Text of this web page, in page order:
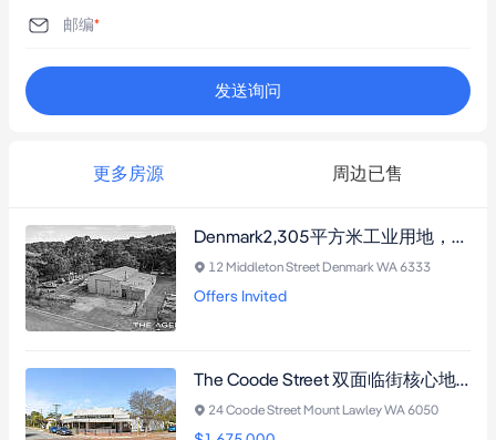
性。
声明：
本信息仅用于通用参考目的，基于卖方提供的信息编制且可能发
需进行独立调查核实。
邮编*
发送询问
更多房源 周边已售
Denmark2,305平方米工业用地，292平方米仓库，办公存储兼备，邻近市中心。
12 Middleton Street Denmark WA 6333
Offers Invited
The Coode Street 双面临街核心地段，居住和商业许可，597平方米灵活布局投资良机。
24 Coode Street Mount Lawley WA 6050